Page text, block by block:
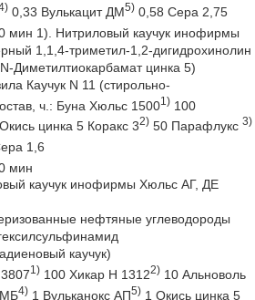
0,33 Вулькацит ДМ5)0,58 Сера 2,75
мин 1). Нитриловый каучук инофирмы
1,1,4-триметил-1,2-дигидрохинолин
цинка 5)
Каучук N 11 (стирольно-
ч.: Буна Хюльс 15001)100
цинка 5 Коракс 32)50 Парафлукс 3)
1,6
мин
каучук инофирмы Хюльс АГ, ДЕ
нефтяные углеводороды
каучук)
1)100 Хикар Н 13122)10 Альноволь
МБ4)1 Вульканокс АП5)1 Окись цинка 5